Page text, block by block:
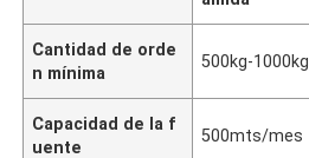
Cantidad de orde
n mínima
500kg-1000kg
Capacidad de la f
uente
500mts/mes